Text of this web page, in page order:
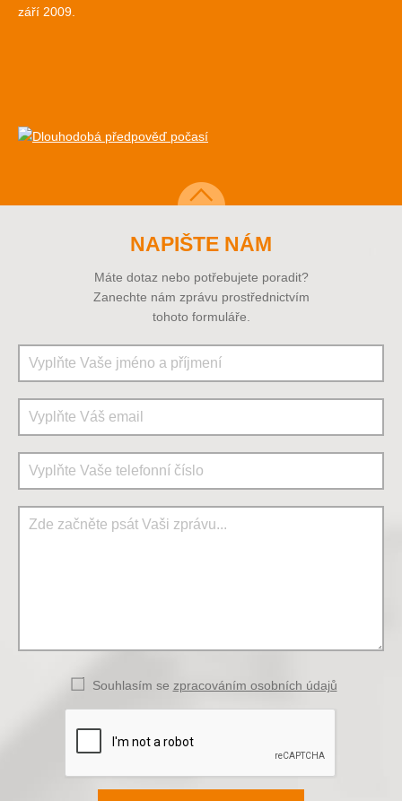
září 2009.
NAPIŠTE NÁM
Máte dotaz nebo potřebujete poradit?
Zanechte nám zprávu prostřednictvím
tohoto formuláře.
Souhlasím se zpracováním osobních údajů